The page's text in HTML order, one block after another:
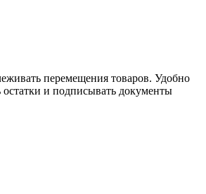
перемещения товаров. Удобно
остатки и подписывать документы